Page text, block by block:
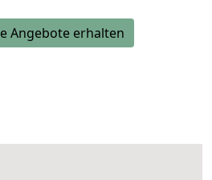
Angebote erhalten